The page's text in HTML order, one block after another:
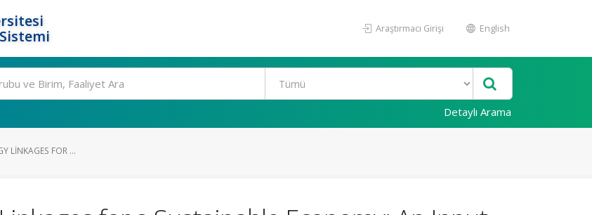
Araştırmacı Girişi English
Detaylı Arama
LINKAGES FOR ...